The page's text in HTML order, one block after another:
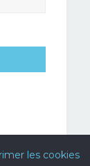
les cookies